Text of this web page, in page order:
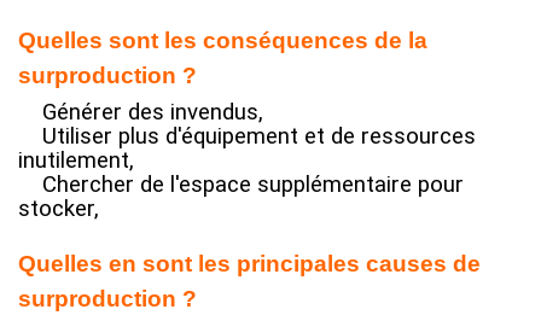
Quelles sont les conséquences de la
surproduction ?
Générer des invendus,
Utiliser plus d'équipement et de ressources
inutilement,
Chercher de l'espace supplémentaire pour
stocker,
Quelles en sont les principales causes de
surproduction ?